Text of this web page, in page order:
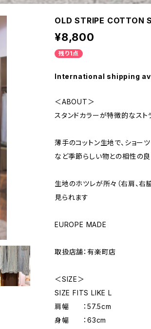
OLD STRIPE COTTON
¥8,800
残り1点
International shipping
＜ABOUT＞
スタンドカラーが特徴的なスト
薄手のコットン生地で、ショー
など季節らしい物との相性の良
生地のホツレが所々（右肩、右
見られます
EUROPE MADE
取扱店舗：有楽町店
＜SIZE＞
SIZE FITS LIKE L
肩幅 ：57.5cm
身幅 ：63cm